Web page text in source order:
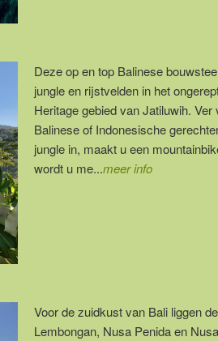
Deze op en top Balinese
jungle en rijstvelden in het
Heritage gebied van Jatiluwih.
Balinese of Indonesische
jungle in, maakt u een
wordt u me...meer info
Voor de zuidkust van Bali liggen
Lembongan, Nusa Penida en